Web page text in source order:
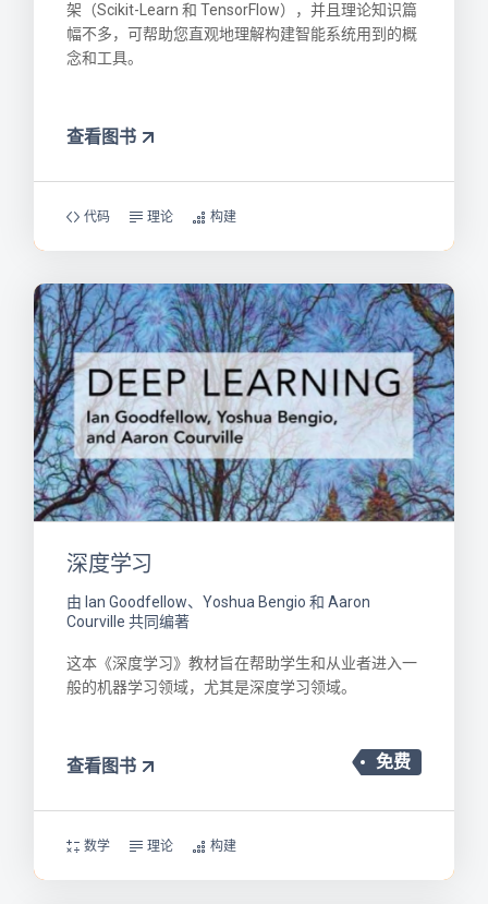
架（Scikit-Learn 和 TensorFlow），并且理论知识篇
幅不多，可帮助您直观地理解构建智能系统用到的概
念和工具。
查看图书
代码 理论 构建
深度学习
由 Ian Goodfellow、Yoshua Bengio 和 Aaron
Courville 共同编著
这本《深度学习》教材旨在帮助学生和从业者进入一
般的机器学习领域，尤其是深度学习领域。
免费
查看图书
数学 理论 构建